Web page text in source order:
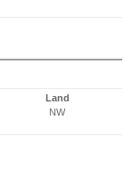
Land
NW